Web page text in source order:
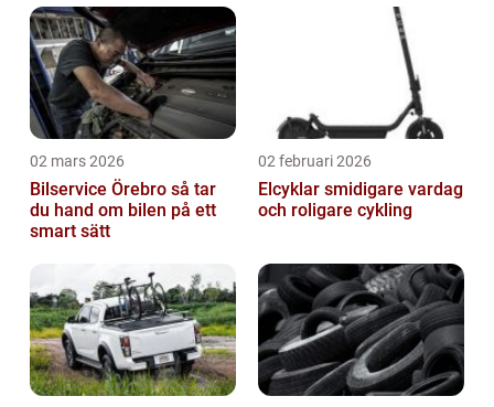
02 mars 2026
Bilservice Örebro så tar
du hand om bilen på ett
smart sätt
02 februari 2026
Elcyklar smidigare vardag
och roligare cykling